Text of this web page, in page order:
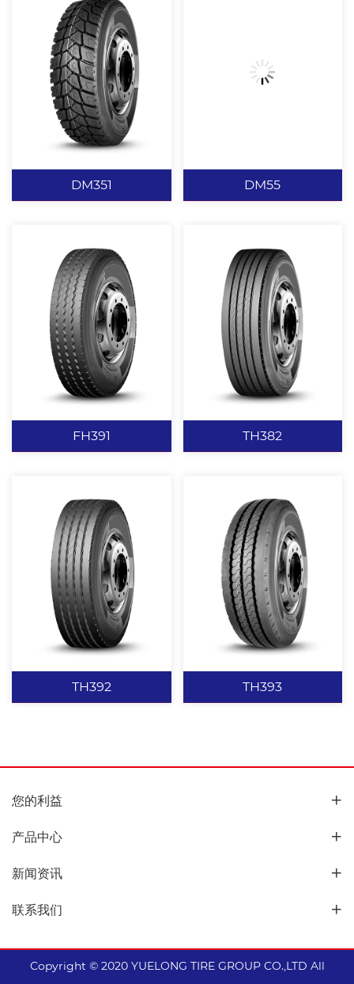
901
经典足球块设计，提供强
有力的抓地能力。 肩部开
放式沟槽设计，提高散热
能力，可有效预防肩空并
能提供优良的抓地力。 增
加多种钢片，提高轮胎散
设计，可适用于多种综合
横向宽沟设计具有出色的
牵引性能。 增加纵向沟
能。
DM351
DM351
加深花纹沟设计，有效提
高驱动力和使用寿命。 高
强度胎体材料，提高轮胎
载重性能。 特殊的沟底设
计，具有优异的排石和防
刺扎效果。
查看更多
DM55
DM55
横向宽沟设计具有出色的
牵引性能。 增加纵向沟
槽，提高排水能力及散热
能力。 抗撕裂耐磨配方设
计，可适用于多种综合路
况。
查看更多
FH391
FH391
新颖的中花设计，中间有
周向细联通沟，增加花纹
整体性。 水滴形肩部散热
沟设计，降低胎肩异磨风
险。 阶梯状花纹沟设计，
具有优异的排石性能。 冠
外形更加美观且可免刨毛
查看更多
TH382
TH382
具有优异的防侧滑性能，
滚动阻力小、噪音低。 封
闭式胎肩设计，减少轮胎
偏磨。 四条直线环胎主
沟，并增加肩部钢片，具
有优异的高速性能并预防
查看更多
TH392
滚动阻力小、噪音低。 封
偏磨。 冠部采用弹簧套设
查看更多
TH393
您的利益
产品中心
新闻资讯
联系我们
Copyright © 2020 YUELONG TIRE GROUP CO.,LTD All